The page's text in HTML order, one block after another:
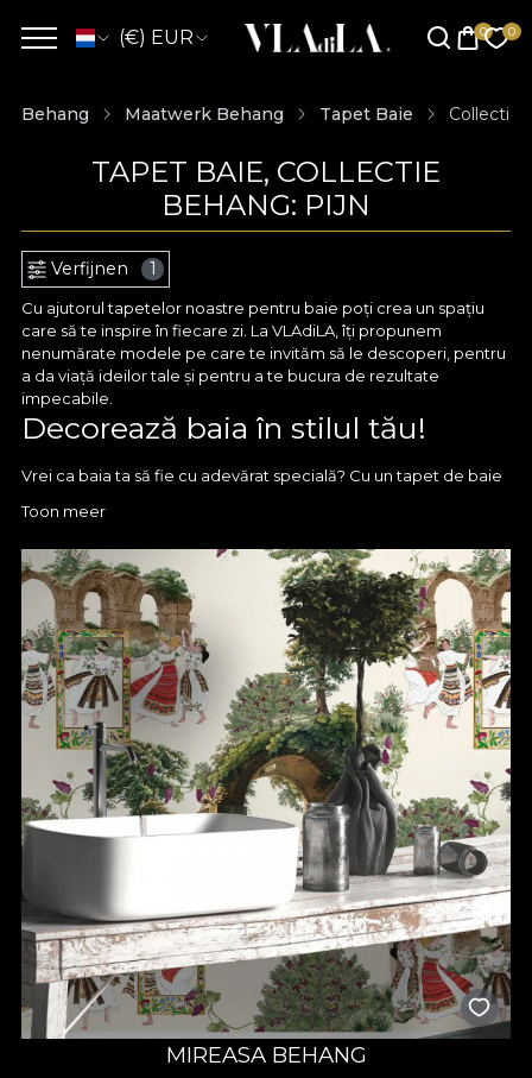
(€) EUR
Behang Maatwerk Behang Tapet Baie Collectie
TAPET BAIE, COLLECTIE
BEHANG: PIJN
Verfijnen 1
Cu ajutorul tapetelor noastre pentru baie poți crea un spațiu
care să te inspire în fiecare zi. La VLAdiLA, îți propunem
nenumărate modele pe care te invităm să le descoperi, pentru
a da viață ideilor tale și pentru a te bucura de rezultate
impecabile.
Decorează baia în stilul tău!
Vrei ca baia ta să fie cu adevărat specială? Cu un tapet de baie
plan design-uri care te reprezintă cu adevărat. Îți oferim tot
astfel încât fiecare element decorativ să se potrivească perfect
cu spațiul disponibil. Tapetele noastre pentru baie sunt create
pentru a simplifica procesul de redecorare, deoarece se aplică
rapid și pot fi personalizate în funcție de dimensiunile pereților.
Totul devine mai simplu când știi că poți experimenta diverse
texturi și efecte vizuale, fără a sacrifica funcționalitatea
camerei. Așadar, transformă-ți baia cu ușurință într-un loc care
să te încânte și să îți ofere, zi de zi, o stare de bine.
Alege un tapet pentru baie
rezistent la apă
Tapetele pentru baie sunt concepute pentru a rezista în
condiții de umiditate ridicată și îți oferă garanția, că își păstrează
aspectul impecabil pe termen lung. Poți șterge cu ușurință
suprafețele, iar culorile rămân la fel de vii, fără să fie afectate de
abur sau stropi de apă. Pe lângă funcționalitate, vei descoperi și
o varietate de stiluri și pattern-uri, de la modele abstracte și
geometrice, până la imprimeuri inspirate din natură. În acest fel,
îți poți crea un ambient relaxant, modern sau extravagant, în
funcție de ceea ce îți dorești. Mai mult decât atât, ai
posibilitatea să comanzi un tapet personalizat, care să îmbine
culorile și formele exact așa cum îți dorești. Spre deosebire de
Toon meer
MIREASA BEHANG